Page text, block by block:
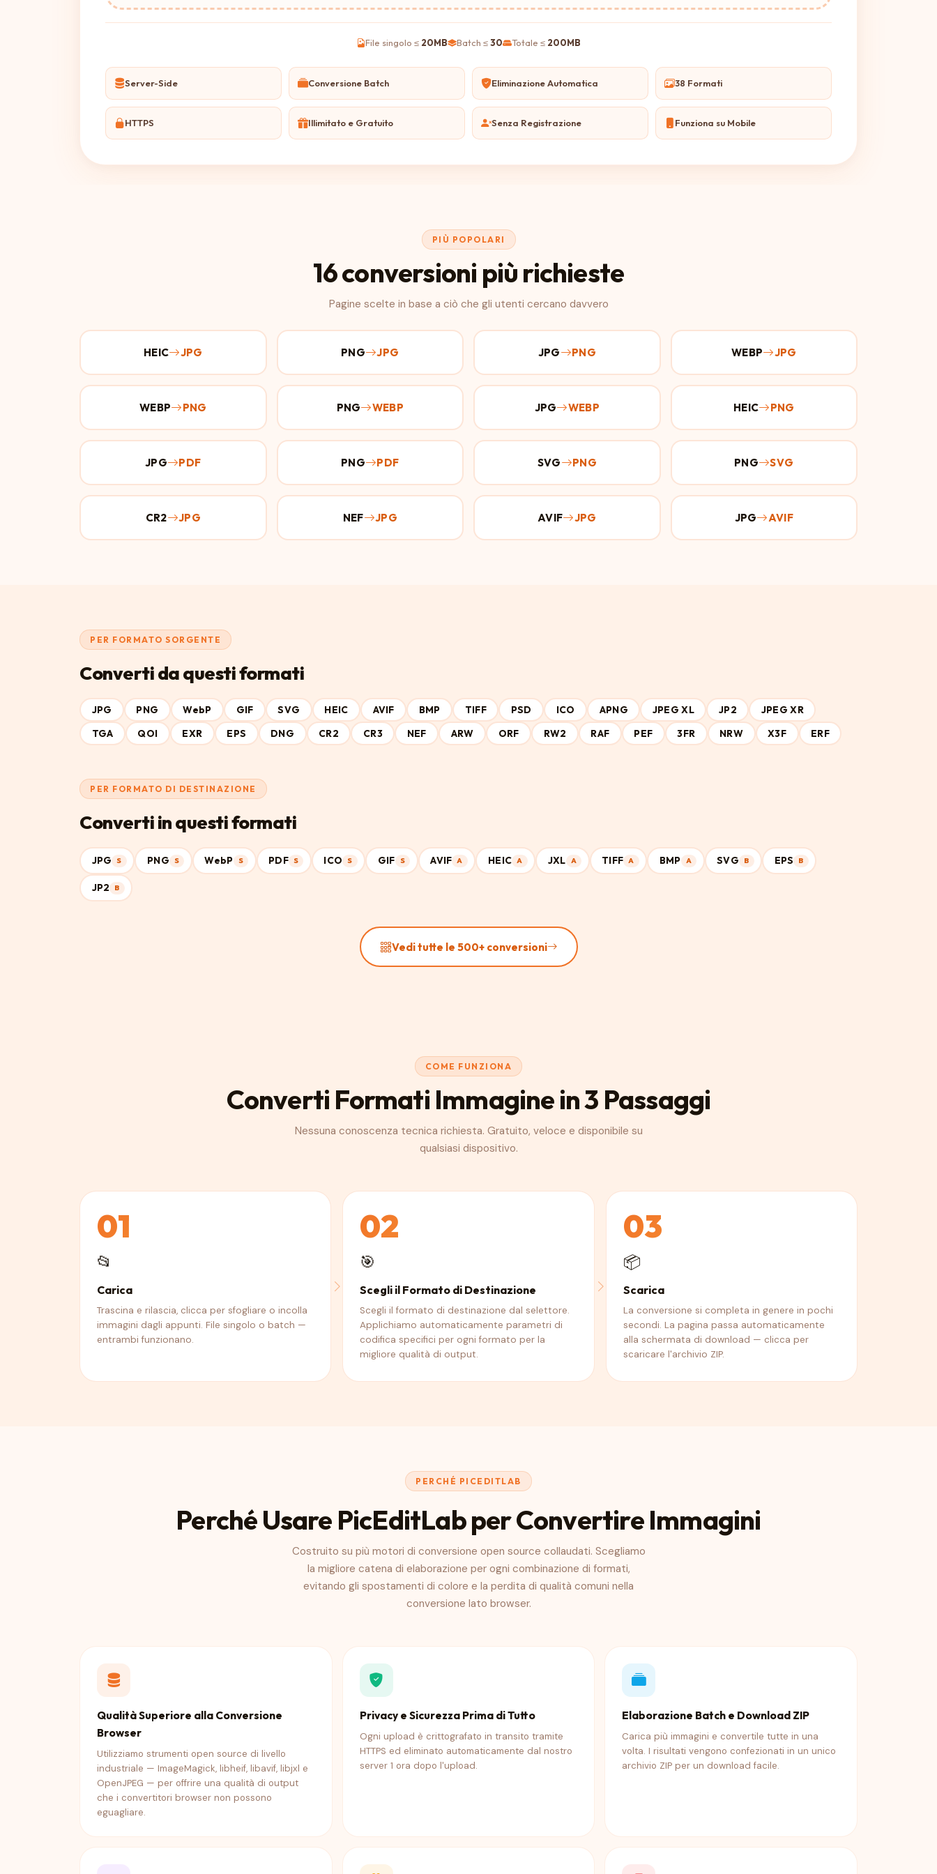
File singolo ≤ 20MB Batch ≤30 Totale ≤ 200MB
Server-Side Conversione Batch Eliminazione Automatica 38 Formati
HTTPS Illimitato e Gratuito Senza Registrazione Funziona su Mobile
PIÙ POPOLARI
16 conversioni più richieste
Pagine scelte in base a ciò che gli utenti cercano davvero
HEIC JPG PNG JPG JPG PNG WEBP JPG
WEBP PNG PNG WEBP JPG WEBP HEIC PNG
JPG PDF PNG PDF SVG PNG PNG SVG
CR2 JPG NEF JPG AVIF JPG JPG AVIF
PER FORMATO SORGENTE
Converti da questi formati
JPG PNG WebP GIF SVG HEIC AVIF BMP TIFF PSD ICO APNG JPEG XL JP2
JPEG XR
TGA
QOI EXR EPS DNG CR2 CR3 NEF ARW ORF RW2 RAF PEF 3FR NRW X3F ERF
PER FORMATO DI DESTINAZIONE
Converti in questi formati
JPG S PNG S WebP S PDF S ICO S GIF S AVIF A HEIC A JXL A TIFF A BMP A SVG B EPS B
JP2 B
Vedi tutte le 500+ conversioni
COME FUNZIONA
Converti Formati Immagine in 3 Passaggi
Nessuna conoscenza tecnica richiesta. Gratuito, veloce e disponibile su
qualsiasi dispositivo.
01
📂
Carica
Trascina e rilascia, clicca per sfogliare o incolla
immagini dagli appunti. File singolo o batch —
entrambi funzionano.
02
🎯
Scegli il Formato di Destinazione
Scegli il formato di destinazione dal selettore.
Applichiamo automaticamente parametri di
codifica specifici per ogni formato per la
migliore qualità di output.
03
📦
Scarica
La conversione si completa in genere in pochi
secondi. La pagina passa automaticamente
alla schermata di download — clicca per
scaricare l'archivio ZIP.
PERCHÉ PICEDITLAB
Perché Usare PicEditLab per Convertire Immagini
Costruito su più motori di conversione open source collaudati. Scegliamo
la migliore catena di elaborazione per ogni combinazione di formati,
evitando gli spostamenti di colore e la perdita di qualità comuni nella
conversione lato browser.
Qualità Superiore alla Conversione
Browser
Utilizziamo strumenti open source di livello
industriale — ImageMagick, libheif, libavif, libjxl e
OpenJPEG — per offrire una qualità di output
che i convertitori browser non possono
eguagliare.
Privacy e Sicurezza Prima di Tutto
Ogni upload è crittografato in transito tramite
HTTPS ed eliminato automaticamente dal nostro
server 1 ora dopo l'upload.
Elaborazione Batch e Download ZIP
Carica più immagini e convertile tutte in una
volta. I risultati vengono confezionati in un unico
archivio ZIP per un download facile.